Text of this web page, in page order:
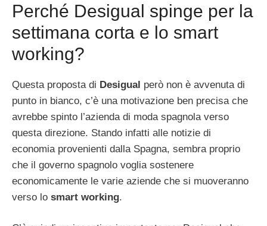
Perché Desigual spinge per la
settimana corta e lo smart
working?
Questa proposta di Desigual però non è avvenuta di
punto in bianco, c’è una motivazione ben precisa che
avrebbe spinto l’azienda di moda spagnola verso
questa direzione. Stando infatti alle notizie di
economia provenienti dalla Spagna, sembra proprio
che il governo spagnolo voglia sostenere
economicamente le varie aziende che si muoveranno
verso lo smart working.